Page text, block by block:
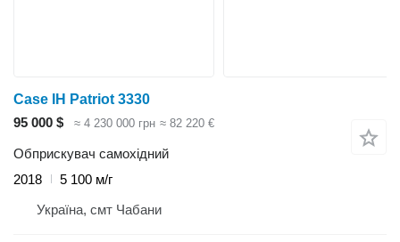
Case IH Patriot 3330
95 000 $
≈ 4 230 000 грн ≈ 82 220 €
Обприскувач самохідний
2018
5 100 м/г
Україна, смт Чабани